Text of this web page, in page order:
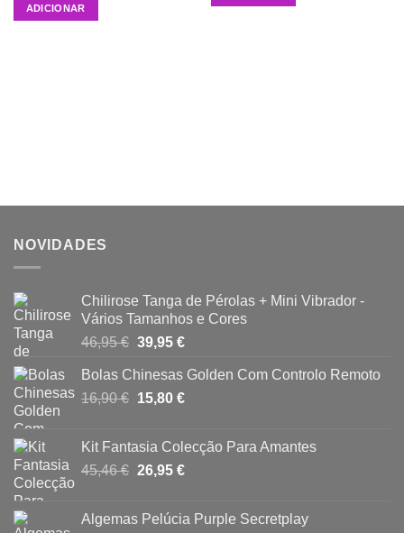
ADICIONAR
NOVIDADES
Chilirose Tanga de Pérolas + Mini Vibrador -
Vários Tamanhos e Cores
46,95€ O
original
era:
39,95 €O
atual
é:
Bolas Chinesas Golden Com Controlo Remoto
16,90€ O
era:
16,90 €.
15,80 €O
é:
15,80 €.
Kit Fantasia Colecção Para Amantes
45,46€ O
era:
26,95 €O
é:
Algemas Pelúcia Purple Secretplay